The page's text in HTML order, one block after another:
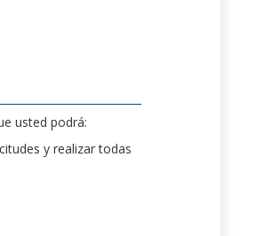
usted podrá:
y realizar todas